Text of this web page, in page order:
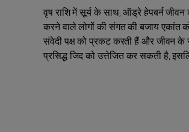
वृष राशि में सूर्य के साथ, ऑड्रे हेपबर्न
करने वाले लोगों की संगत की बजाय एकांत
संवेदी पक्ष को प्रकट करती हैं और जीवन
प्रसिद्ध जिद को उत्तेजित कर सकती है,